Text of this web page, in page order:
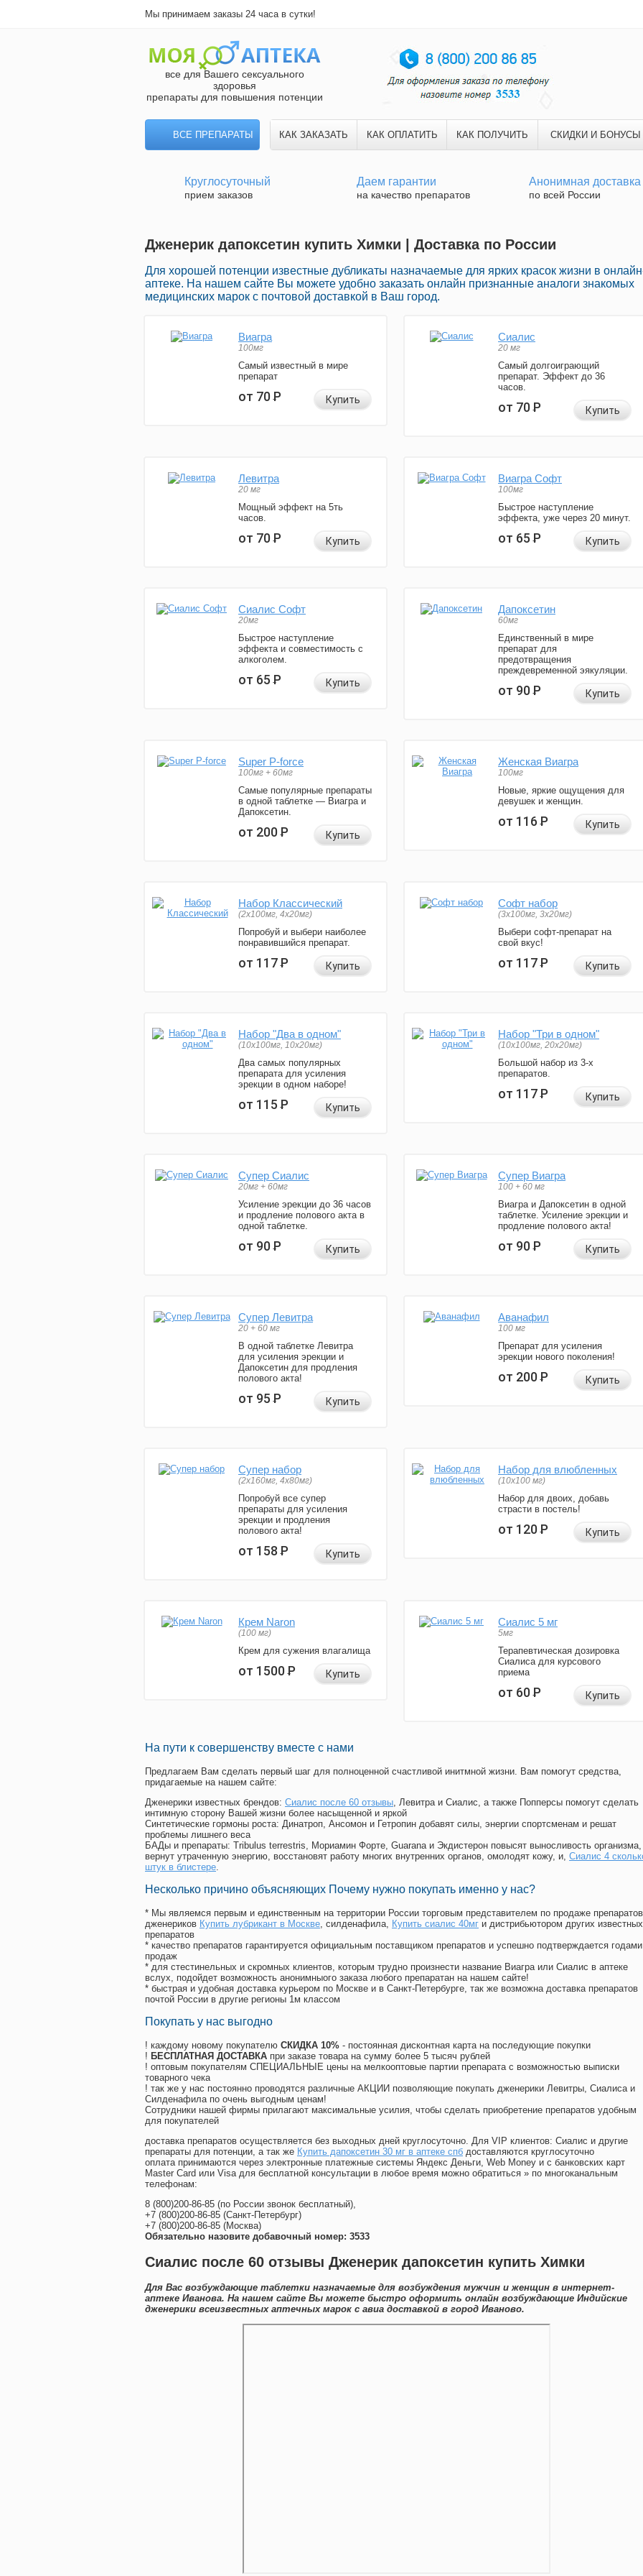
Мы принимаем заказы 24 часа в сутки!
все для Вашего сексуального
здоровья
препараты для повышения потенции
ВСЕ ПРЕПАРАТЫ КАК ЗАКАЗАТЬ КАК ОПЛАТИТЬ КАК ПОЛУЧИТЬ СКИДКИ И БОНУСЫ
Круглосуточный
прием заказов
Даем гарантии
на качество препаратов
Анонимная доставка
по всей России
Дженерик дапоксетин купить Химки | Доставка по России
Для хорошей потенции известные дубликаты назначаемые для ярких красок жизни в
аптеке. На нашем сайте Вы можете удобно заказать онлайн признанные аналоги знакомых
медицинских марок с почтовой доставкой в Ваш город.
Виагра
100мг
Самый известный в мире
препарат
от 70Р Купить
Сиалис
20 мг
Самый долгоиграющий
препарат. Эффект до 36
часов.
от 70Р Купить
Левитра
20 мг
Мощный эффект на 5ть
часов.
от 70Р Купить
Виагра Софт
100мг
Быстрое наступление
эффекта, уже через 20 минут.
от 65Р Купить
Сиалис Софт
20мг
Быстрое наступление
эффекта и совместимость с
алкоголем.
от 65Р Купить
Дапоксетин
60мг
Единственный в мире
препарат для
предотвращения
преждевременной эякуляции.
от 90Р Купить
Super P-force
100мг + 60мг
Самые популярные препараты
в одной таблетке — Виагра и
Дапоксетин.
от 200Р Купить
Женская Виагра
100мг
Новые, яркие ощущения для
девушек и женщин.
от 116Р Купить
Набор Классический
(2x100мг, 4x20мг)
Попробуй и выбери наиболее
понравившийся препарат.
от 117Р Купить
Софт набор
(3x100мг, 3x20мг)
Выбери софт-препарат на
свой вкус!
от 117Р Купить
Набор "Два в одном"
(10x100мг, 10x20мг)
Два самых популярных
препарата для усиления
эрекции в одном наборе!
от 115Р Купить
Набор "Три в одном"
(10x100мг, 20x20мг)
Большой набор из 3-х
препаратов.
от 117Р Купить
Супер Сиалис
20мг + 60мг
Усиление эрекции до 36 часов
и продление полового акта в
одной таблетке.
от 90Р Купить
Супер Виагра
100 + 60 мг
Виагра и Дапоксетин в одной
таблетке. Усиление эрекции и
продление полового акта!
от 90Р Купить
Супер Левитра
20 + 60 мг
В одной таблетке Левитра
для усиления эрекции и
Дапоксетин для продления
полового акта!
от 95Р Купить
Аванафил
100 мг
Препарат для усиления
эрекции нового поколения!
от 200Р Купить
Супер набор
(2х160мг, 4х80мг)
Попробуй все супер
препараты для усиления
эрекции и продления
полового акта!
от 158Р Купить
Набор для влюбленных
(10х100 мг)
Набор для двоих, добавь
страсти в постель!
от 120Р Купить
Крем Naron
(100 мг)
Крем для сужения влагалища
от 1500Р Купить
Сиалис 5 мг
5мг
Терапевтическая дозировка
Сиалиса для курсового
приема
от 60Р Купить
На пути к совершенству вместе с нами
Предлагаем Вам сделать первый шаг для полноценной счастливой инитмной жизни. Вам помогут средства,
придагаемые на нашем сайте:
Дженерики известных брендов: Сиалис после 60 отзывы, Левитра и Сиалис, а также Попперсы помогут сделать
интимную сторону Вашей жизни более насыщенной и яркой
Синтетические гормоны роста: Динатроп, Ансомон и Гетропин добавят силы, энергии спортсменам и решат
проблемы лишнего веса
БАДы и препараты: Tribulus terrestris, Мориамин Форте, Guarana и Экдистерон повысят выносливость организма,
вернут утраченную энергию, восстановят работу многих внутренних органов, омолодят кожу, и, Сиалис 4
штук в блистере.
Несколько причино объясняющих Почему нужно покупать именно у нас?
* Мы являемся первым и единственным на территории России торговым представителем по продаже препаратов
дженериков Купить лубрикант в Москве, силденафила, Купить сиалис 40мг и дистрибьютором других известных
препаратов
* качество препаратов гарантируется официальным поставщиком препаратов и успешно подтверждается годами
продаж
* для стестинельных и скромных клиентов, которым трудно произнести название Виагра или Сиалис в аптеке
вслух, подойдет возможность анонимныого заказа любого препаратан на нашем сайте!
* быстрая и удобная доставка курьером по Москве и в Санкт-Петербурге, так же возможна доставка препаратов
почтой России в другие регионы 1м классом
Покупать у нас выгодно
! каждому новому покупателю СКИДКА 10% - постоянная дисконтная карта на последующие покупки
! БЕСПЛАТНАЯ ДОСТАВКА при заказе товара на сумму более 5 тысяч рублей
! оптовым покупателям СПЕЦИАЛЬНЫЕ цены на мелкооптовые партии препарата с возможностью выписки
товарного чека
! так же у нас постоянно проводятся различные АКЦИИ позволяющие покупать дженерики Левитры, Сиалиса и
Силденафила по очень выгодным ценам!
Cотрудники нашей фирмы прилагают максимальные усилия, чтобы сделать приобретение препаратов удобным
для покупателей
доставка препаратов осуществляется без выходных дней круглосуточно. Для VIP клиентов: Сиалис и другие
препараты для потенции, а так же Купить дапоксетин 30 мг в аптеке спб доставляются круглосуточно
оплата принимаются через электронные платежные системы Яндекс Деньги, Web Money и с банковских карт
Master Card или Visa для бесплатной консультации в любое время можно обратиться » по многоканальным
телефонам:
8 (800)200-86-85 (по России звонок бесплатный),
+7 (800)200-86-85 (Санкт-Петербург)
+7 (800)200-86-85 (Москва)
Обязательно назовите добавочный номер: 3533
Сиалис после 60 отзывы Дженерик дапоксетин купить Химки
Для Вас возбуждающие таблетки назначаемые для возбуждения мужчин и женщин в интернет-
аптеке Иванова. На нашем сайте Вы можете быстро оформить онлайн возбуждающие Индийские
дженерики всеизвестных аптечных марок с авиа доставкой в город Иваново.